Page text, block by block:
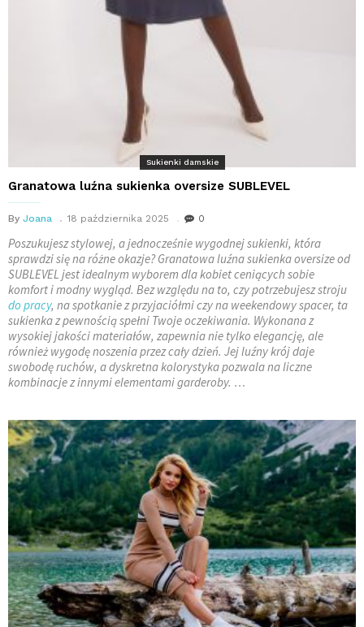
Sukienki damskie
Granatowa luźna sukienka oversize SUBLEVEL
By Joana 18 października 2025 0
Poszukujesz stylowej, a jednocześnie wygodnej sukienki, która
sprawdzi się na różne okazje? Granatowa luźna sukienka oversize od
SUBLEVEL jest idealnym wyborem dla kobiet ceniących sobie
komfort i modny wygląd. Bez względu na to, czy potrzebujesz stroju
do pracy, na spotkanie z przyjaciółmi czy na weekendowy spacer, ta
sukienka z pewnością spełni Twoje oczekiwania. Wykonana z
wysokiej jakości materiałów, zapewnia nie tylko elegancję, ale
również wygodę noszenia przez cały dzień. Jej luźny krój daje
swobodę ruchów, a dyskretna kolorystyka pozwala na liczne
kombinacje z innymi elementami garderoby. …